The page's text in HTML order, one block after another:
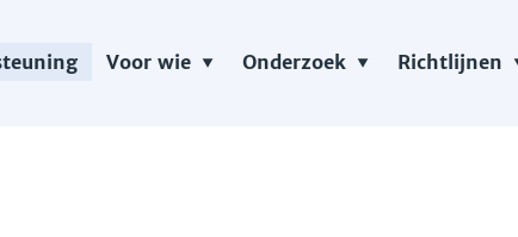
Voor wie Onderzoek Richtlijnen